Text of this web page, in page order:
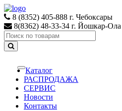
Skip
to
navigation
Skip
to
content
8 (8352) 405-888 г. Чебоксары
8(8362) 48-33-34 г. Йошкар-Ола
Search
for:
Toggle
navigation
Каталог
РАСПРОДАЖА
СЕРВИС
Новости
Контакты